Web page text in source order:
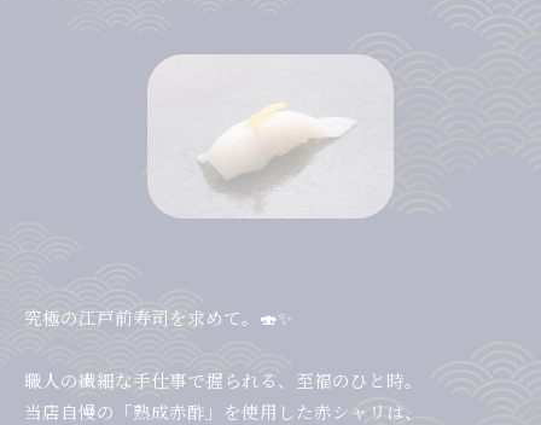
究極の江戸前寿司を求めて。🍣✨
職人の繊細な手仕事で握られる、至福のひと時。
当店自慢の「熟成赤酢」を使用した赤シャリは、